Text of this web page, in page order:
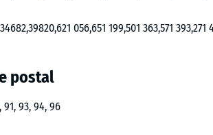
682,39820,621 056,651 199,501 363,571 393,271
postal
91, 93, 94, 96